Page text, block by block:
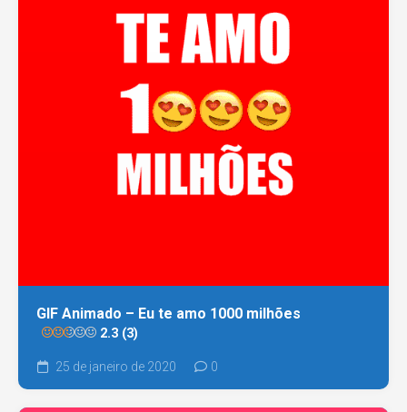
GIF Animado – Eu te amo 1000 milhões
2.3 (3)
25 de janeiro de 2020 0